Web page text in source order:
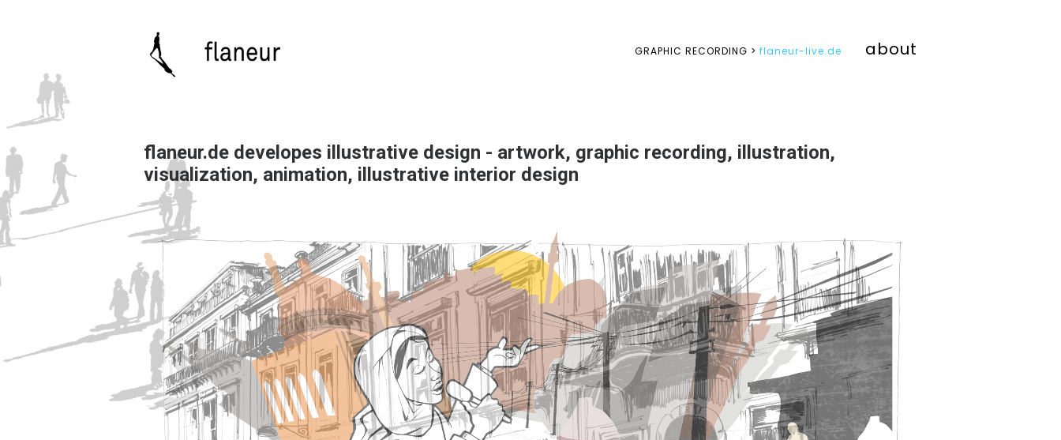
GRAPHIC RECORDING > flaneur-live.de about
flaneur.de developes illustrative design - artwork, graphic recording, illustration,
visualization, animation, illustrative interior design